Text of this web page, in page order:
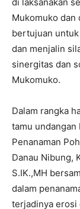
Mukomuko dan
bertujuan
dan menjalin
sinergitas dan
Mukomuko.
Dalam rangka
tamu undangan
Penanaman
Danau Nibung,
S.IK.,MH
dalam
terjadinya erosi